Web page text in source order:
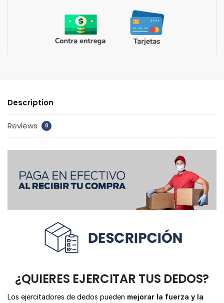
Description
Reviews 0
¿QUIERES EJERCITAR TUS DEDOS?
Los ejercitadores de dedos pueden mejorar la fuerza y la